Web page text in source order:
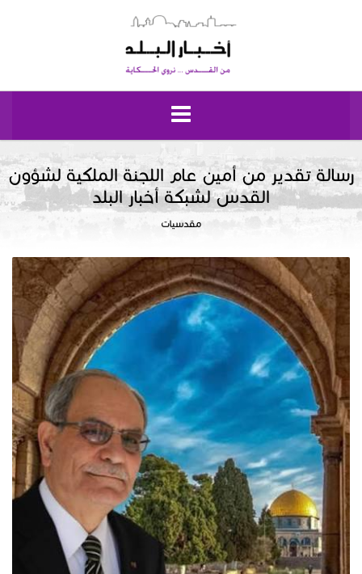
الرئيسية
نبض إيلياء
إقتصاد وحياة
جبل المشارف
يحكى أن
من نحن
رسالة تقدير من أمين عام اللجنة الملكية لشؤون
القدس لشبكة أخبار البلد
مقدسيات